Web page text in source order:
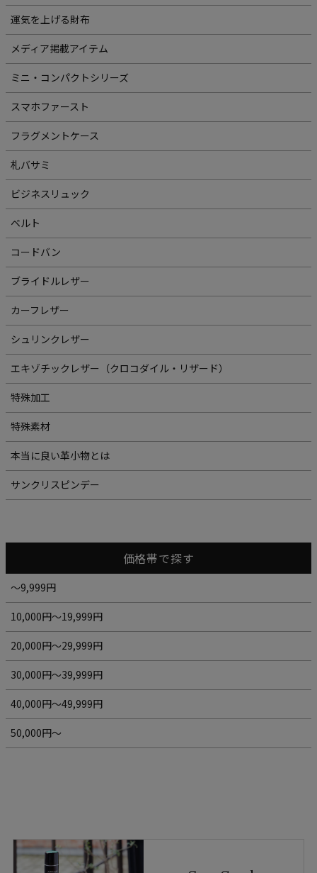
運気を上げる財布
メディア掲載アイテム
ミニ・コンパクトシリーズ
スマホファースト
フラグメントケース
札バサミ
ビジネスリュック
ベルト
コードバン
ブライドルレザー
カーフレザー
シュリンクレザー
エキゾチックレザー（クロコダイル・リザード）
特殊加工
特殊素材
本当に良い革小物とは
サンクリスピンデー
価格帯で探す
～9,999円
10,000円～19,999円
20,000円～29,999円
30,000円～39,999円
40,000円～49,999円
50,000円～